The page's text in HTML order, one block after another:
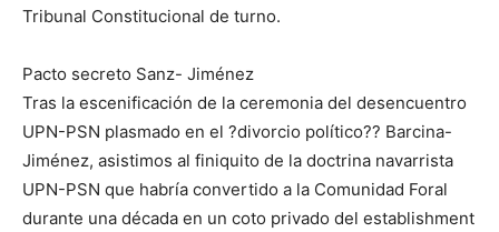
Tribunal Constitucional de turno.
Pacto secreto Sanz- Jiménez
Tras la escenificación de la ceremonia del desencuentro
UPN-PSN plasmado en el ?divorcio político?? Barcina-
Jiménez, asistimos al finiquito de la doctrina navarrista
UPN-PSN que habría convertido a la Comunidad Foral
durante una década en un coto privado del establishment